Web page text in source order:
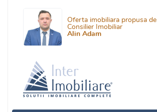
Oferta imobiliara propusa de
Consilier Imobiliar
Alin Adam